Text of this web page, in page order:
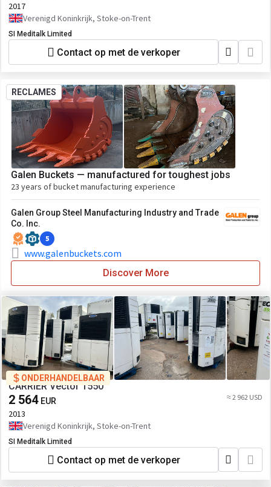
2017
Verenigd Koninkrijk, Stoke-on-Trent
SI Meditalk Limited
Contact op met de verkoper
RECLAMES
Galen Buckets — manufactured for toughest jobs
23 years of bucket manufacturing experience
Galen Group Steel Manufacturing Industry and Trade
Co. Inc.
5
www.galenbuckets.com
Discover More
ONDERHANDELBAAR
CARRIER Vector 1550
2 564 EUR ≈ 2 962 USD
2013
Verenigd Koninkrijk, Stoke-on-Trent
SI Meditalk Limited
Contact op met de verkoper